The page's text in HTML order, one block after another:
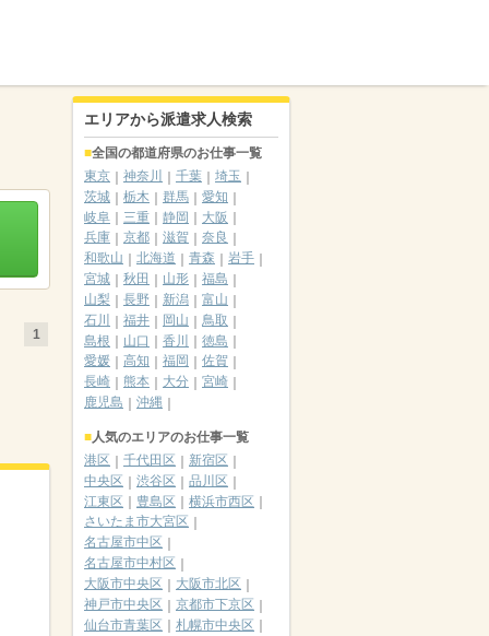
1
エリアから派遣求人検索
全国の都道府県のお仕事一覧
東京
神奈川 千葉
埼玉
茨城
栃木 群馬
愛知
岐阜
三重 静岡
大阪
兵庫
京都 滋賀
奈良
和歌山
北海道 青森
岩手
宮城
秋田 山形
福島
山梨
長野 新潟
富山
石川
福井 岡山
鳥取
島根
山口 香川
徳島
愛媛
高知 福岡
佐賀
長崎
熊本 大分
宮崎
鹿児島
沖縄
人気のエリアのお仕事一覧
港区
千代田区
新宿区
中央区
渋谷区
品川区
江東区
豊島区
横浜市西区
さいたま市大宮区
名古屋市中区
名古屋市中村区
大阪市中央区
大阪市北区
神戸市中央区
京都市下京区
仙台市青葉区
札幌市中央区